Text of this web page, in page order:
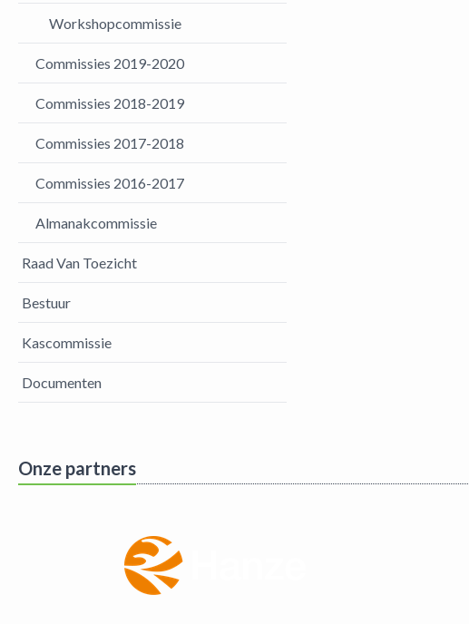
Workshopcommissie
Commissies 2019-2020
Commissies 2018-2019
Commissies 2017-2018
Commissies 2016-2017
Almanakcommissie
Raad Van Toezicht
Bestuur
Kascommissie
Documenten
Onze partners